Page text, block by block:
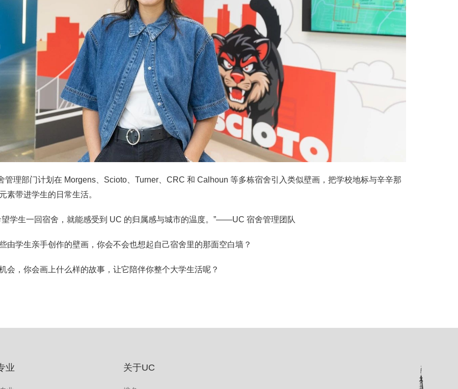
管理部门计划在 Morgens、Scioto、Turner、CRC 和 Calhoun 等多栋宿舍引入类似壁画，把学校地标与辛辛那
素带进学生的日常生活。
望学生一回宿舍，就能感受到 UC 的归属感与城市的温度。”——UC 宿舍管理团队
由学生亲手创作的壁画，你会不会也想起自己宿舍里的那面空白墙？
会，你会画上什么样的故事，让它陪伴你整个大学生活呢？
业 关于UC